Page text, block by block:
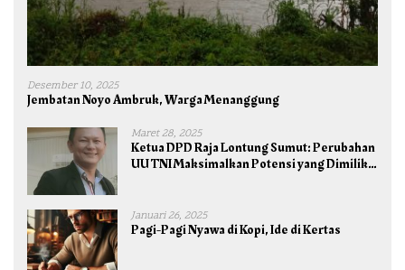
Desember 10, 2025
Jembatan Noyo Ambruk, Warga Menanggung
Maret 28, 2025
Ketua DPD Raja Lontung Sumut: Perubahan
UU TNI Maksimalkan Potensi yang Dimiliki
Januari 26, 2025
Pagi-Pagi Nyawa di Kopi, Ide di Kertas